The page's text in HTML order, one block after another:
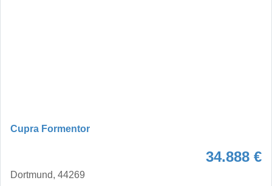
Cupra Formentor
34.888 €
Dortmund, 44269